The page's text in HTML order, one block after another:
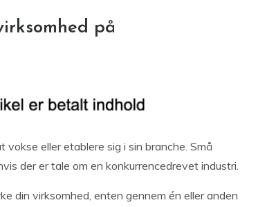
på
eller etablere sig i sin branche. Små
der er tale om en konkurrencedrevet industri.
din virksomhed, enten gennem én eller anden